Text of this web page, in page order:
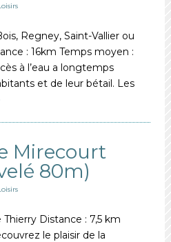
Regney, Saint-Vallier ou
: 16km Temps moyen :
à l’eau a longtemps
et de leur bétail. Les
Mirecourt
80m)
Distance : 7,5 km
le plaisir de la